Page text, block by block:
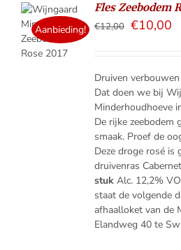
Aanbieding!
Fles Zeebodem
€12,00 €10,00
Druiven
Dat doen we bij
Minderhoudhoeve
De rijke zeebodem
smaak. Proef de
Deze droge rosé is
druivenras
stukAlc. 12,2%
staat de volgende
afhaalloket van de
Elandweg 40 te